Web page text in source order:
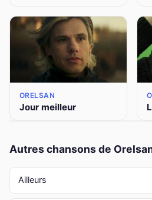
ORELSAN
Jour meilleur
Autres chansons de
Ailleurs